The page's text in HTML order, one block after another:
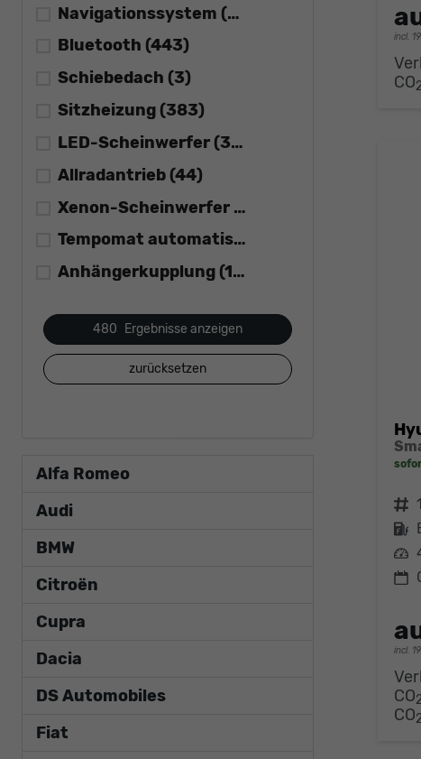
incl.
CO
Fahrzeugnr.
Kraftstoff
Leistung
incl.
CO
CO
Navigationssystem (455)
Bluetooth (443)
Schiebedach (3)
Sitzheizung (383)
LED-Scheinwerfer (385)
Allradantrieb (44)
Xenon-Scheinwerfer (0)
Tempomat automatisch (ACC)
Anhängerkupplung (14)
480 Ergebnisse anzeigen
zurücksetzen
Alfa Romeo
Audi
BMW
Citroën
Cupra
Dacia
DS Automobiles
Fiat